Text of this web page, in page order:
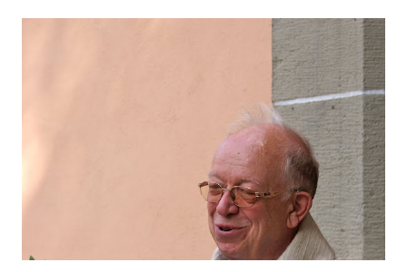
und Essensgutscheine (5 EUR/Nase!! am Flughafen also
fast etwas zu Essen ODER etwas zu Trinken!) verteilt,
ansonsten blieben aber die Informationen über Gründe für
die Verspätung oder deren Länge spärlich. Nachdem dann
die Ersatzmaschine aus Heathrow und eine Standby-Crew
dafür beschafft worden war, sind wir dann doch noch nach
Hause gekommen, allerdings erst mitten in der Nacht statt
am frühen Abend. Ermuntert durch die
passagierfreundlichen Entscheidungen z.T.
Entschädigungen unter dem Stic...